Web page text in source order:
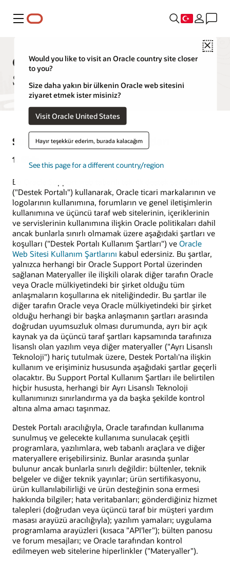
Menü
Close
Would you like to visit an Oracle country site closer
to you?
Size daha yakın bir ülkenin Oracle web sitesini
ziyaret etmek ister misiniz?
Visit Oracle United States
Hayır teşekkür ederim, burada kalacağım
See this page for a different country/region
Oracle Support Portal Kullanım
Şartları
Support Portal Kullanım Şartları
1. Giriş
Bu Oracle Support web tabanlı teknik destek servisini
("Destek Portalı") kullanarak, Oracle ticari markalarının ve
logolarının kullanımına, forumların ve genel iletişimlerin
kullanımına ve üçüncü taraf web sitelerinin, içeriklerinin
ve servislerinin kullanımına ilişkin Oracle politikaları dahil
ancak bunlarla sınırlı olmamak üzere aşağıdaki şartları ve
koşulları ("Destek Portalı Kullanım Şartları") ve Oracle
Web Sitesi Kullanım Şartlarını kabul edersiniz. Bu şartlar,
yalnızca herhangi bir Oracle Support Portal üzerinden
sağlanan Materyaller ile ilişkili olarak diğer tarafın Oracle
veya Oracle mülkiyetindeki bir şirket olduğu tüm
anlaşmaların koşullarına ek niteliğindedir. Bu şartlar ile
diğer tarafın Oracle veya Oracle mülkiyetindeki bir şirket
olduğu herhangi bir başka anlaşmanın şartları arasında
doğrudan uyumsuzluk olması durumunda, ayrı bir açık
kaynak ya da üçüncü taraf şartları kapsamında tarafınıza
lisanslı olan yazılım veya diğer materyaller ("Ayrı Lisanslı
Teknoloji") hariç tutulmak üzere, Destek Portalı'na ilişkin
kullanım ve erişiminiz hususunda aşağıdaki şartlar geçerli
olacaktır. Bu Support Portal Kullanım Şartları ile belirtilen
hiçbir hususta, herhangi bir Ayrı Lisanslı Teknoloji
kullanımınızı sınırlandırma ya da başka şekilde kontrol
altına alma amacı taşınmaz.
Destek Portalı aracılığıyla, Oracle tarafından kullanıma
sunulmuş ve gelecekte kullanıma sunulacak çeşitli
programlara, yazılımlara, web tabanlı araçlara ve diğer
materyallere erişebilirsiniz. Bunlar arasında şunlar
bulunur ancak bunlarla sınırlı değildir: bültenler, teknik
belgeler ve diğer teknik yayınlar; ürün sertifikasyonu,
ürün kullanılabilirliği ve ürün desteğinin sona ermesi
hakkında bilgiler; hata veritabanları; gönderdiğiniz hizmet
talepleri (doğrudan veya üçüncü taraf bir müşteri yardım
masası arayüzü aracılığıyla); yazılım yamaları; uygulama
programlama arayüzleri (kısaca "API'ler"); bülten panosu
ve forum mesajları; ve Oracle tarafından kontrol
edilmeyen web sitelerine hiperlinkler ("Materyaller").